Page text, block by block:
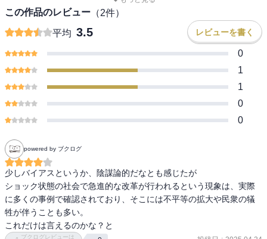
この作品のレビュー （2件）
平均 3.5 レビューを書く
0
1
1
0
0
powered by ブクログ
少しバイアスというか、陰謀論的だなとも感じたが
ショック状態の社会で急進的な改革が行われるという現象は、実際
に多くの事例で確認されており、そこには不平等の拡大や民衆の犠
牲が伴うことも多い。
これだけは言えるのかな？と
ブクログレビューは